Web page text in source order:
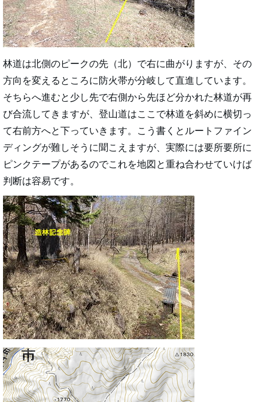
林道は北側のピークの先（北）で右に曲がりますが、その
方向を変えるところに防火帯が分岐して直進しています。
そちらへ進むと少し先で右側から先ほど分かれた林道が再
び合流してきますが、登山道はここで林道を斜めに横切っ
て右前方へと下っていきます。こう書くとルートファイン
ディングが難しそうに聞こえますが、実際には要所要所に
ピンクテープがあるのでこれを地図と重ね合わせていけば
判断は容易です。